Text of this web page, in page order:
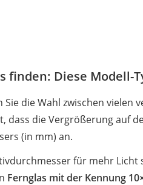
finden: Diese Modell-
die Wahl zwischen vielen
dass die Vergrößerung auf
(in mm) an.
für mehr Licht
Fernglas mit der Kennung